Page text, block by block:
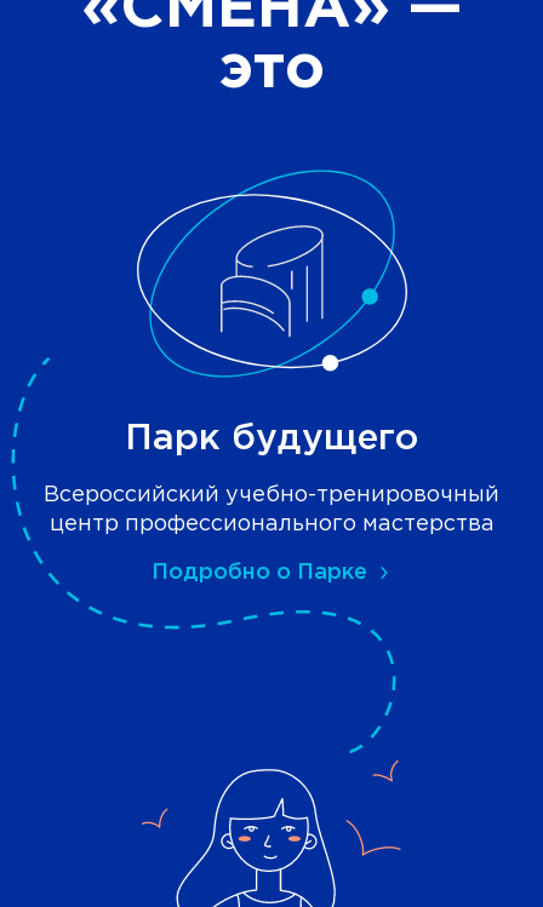
это
Парк будущего
Всероссийский учебно-тренировочный
центр профессионального мастерства
Подробно о Парке